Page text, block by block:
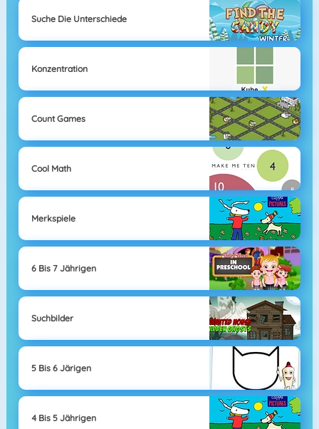
Suche Die Unterschiede
Konzentration
Count Games
Cool Math
Merkspiele
6 Bis 7 Jährigen
Suchbilder
5 Bis 6 Järigen
4 Bis 5 Jährigen